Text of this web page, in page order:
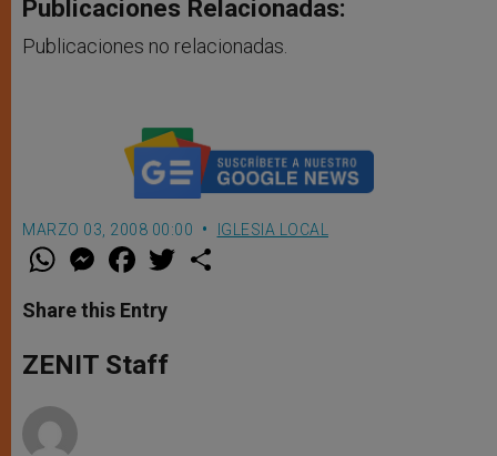
Publicaciones Relacionadas:
Publicaciones no relacionadas.
MARZO 03, 2008 00:00 IGLESIA LOCAL
W
t
s
p
p
M
e
s
e
g
e
F
a
e
b
o
k
w
Share this Entry
ZENIT Staff